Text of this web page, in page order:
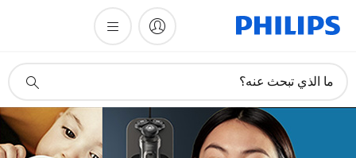
دعم
ما الذي تبحث عنه؟